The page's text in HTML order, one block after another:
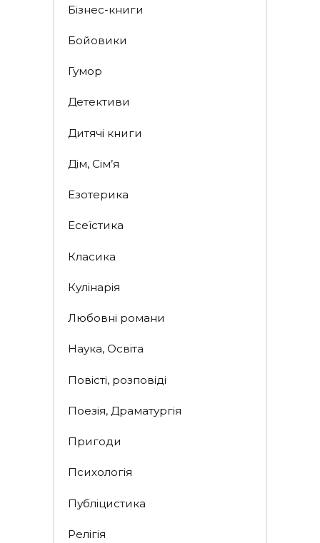
Бізнес-книги
Бойовики
Гумор
Детективи
Дитячі книги
Дім, Сім’я
Езотерика
Есеїстика
Класика
Кулінарія
Любовні романи
Наука, Освіта
Повісті, розповіді
Поезія, Драматургія
Пригоди
Психологія
Публіцистика
Релігія